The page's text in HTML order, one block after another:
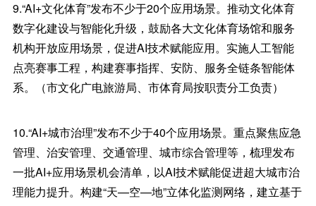
9.“AI+文化体育”发布不少于20个应用场景。推动文化体育
数字化建设与智能化升级，鼓励各大文化体育场馆和服务
机构开放应用场景，促进AI技术赋能应用。实施人工智能
点亮赛事工程，构建赛事指挥、安防、服务全链条智能体
系。（市文化广电旅游局、市体育局按职责分工负责）
10.“AI+城市治理”发布不少于40个应用场景。重点聚焦应急
管理、治安管理、交通管理、城市综合管理等，梳理发布
一批AI+应用场景机会清单，以AI技术赋能促进超大城市治
理能力提升。构建“天—空—地”立体化监测网络，建立基于